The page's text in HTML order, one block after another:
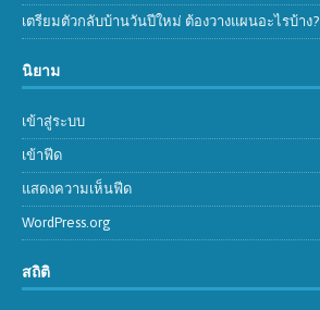
เตรียมตัวกลับบ้านวันปีใหม่ ต้องวางแผนอะไรบ้าง?
นิยาม
เข้าสู่ระบบ
เข้าฟีด
แสดงความเห็นฟีด
WordPress.org
สถิติ